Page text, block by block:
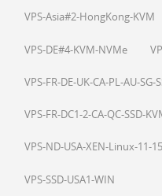
VPS-Asia#2-HongKong-KVM
VPS-DE#4-KVM-NVMe
VPS-FR-DE-UK-CA-PL-AU-SG-
VPS-FR-DC1-2-CA-QC-SSD-
VPS-ND-USA-XEN-Linux-11-15
VPS-SSD-USA1-WIN